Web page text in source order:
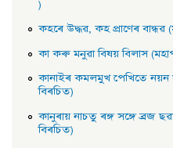
)
কহৰে উদ্ধৱ, কহ প্রাণেৰ বান্ধৱ
কা কৰু মনুৱা বিষয় বিলাস
কানাইৰ কমলমুখ পেখিতে নয়ন
বিৰচিত)
কানুৰায় নাচতু ৰঙ্গ সঙ্গে ব্রজ
বিৰচিত)